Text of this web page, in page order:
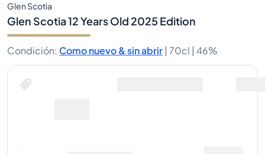
Glen Scotia
Glen Scotia 12 Years Old 2025 Edition
Condición: Como nuevo & sin abrir | 70cl | 46%